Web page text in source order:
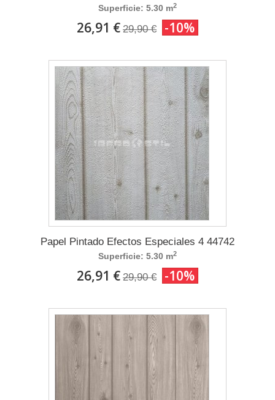
Superficie: 5.30 m2
26,91 € 29,90 € -10%
Papel Pintado Efectos Especiales 4 44742
Superficie: 5.30 m2
26,91 € 29,90 € -10%